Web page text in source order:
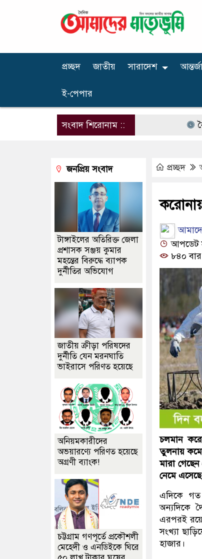
প্রচ্ছদ জাতীয় সারাদেশ
ই-পেপার
সংবাদ শিরোনাম :: বৈদেশিক
প্রচ্ছদ
আপডেট
৮৪০
চলমান
তুলনায়
মারা
নেমে
এদিকে গত
অন্যদিকে
এরপরই
সংখ্যা
হাজার।
জনপ্রিয় সংবাদ
টাঙ্গাইলের অতিরিক্ত জেলা
প্রশাসক সঞ্জয় কুমার
মহন্তের বিরুদ্ধে ব্যাপক
দুর্নীতির অভিযোগ
জাতীয় ক্রীড়া পরিষদের
দুর্নীতি যেন মরনঘাতি
ভাইরাসে পরিণত হয়েছে
অনিয়মকারীদের
অভয়ারণ্যে পরিণত হয়েছে
অগ্রণী ব্যাংক!
চট্টগ্রাম গণপূর্তে প্রকৌশলী
মেহেদী ও এনডিইকে ঘিরে